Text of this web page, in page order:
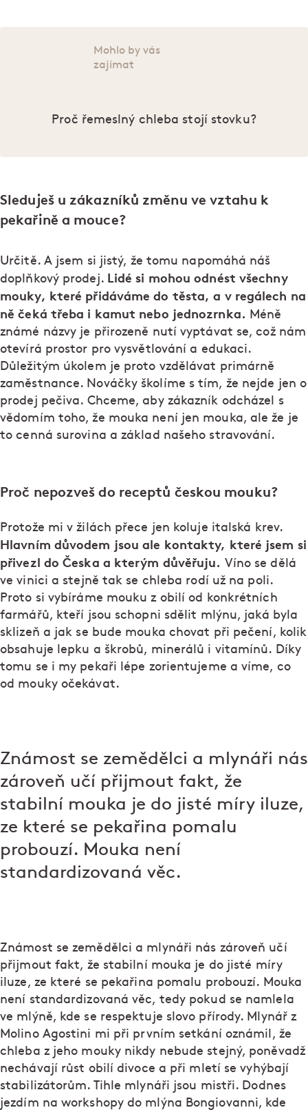
Mohlo by vás
zajímat
Proč řemeslný chleba stojí stovku?
Sleduješ u zákazníků změnu ve vztahu k
pekařině a mouce?
Určitě. A jsem si jistý, že tomu napomáhá náš
doplňkový prodej. Lidé si mohou odnést všechny
mouky, které přidáváme do těsta, a v regálech na
ně čeká třeba i kamut nebo jednozrnka. Méně
známé názvy je přirozeně nutí vyptávat se, což nám
otevírá prostor pro vysvětlování a edukaci.
Důležitým úkolem je proto vzdělávat primárně
zaměstnance. Nováčky školíme s tím, že nejde jen o
prodej pečiva. Chceme, aby zákazník odcházel s
vědomím toho, že mouka není jen mouka, ale že je
to cenná surovina a základ našeho stravování.
Proč nepozveš do receptů českou mouku?
Protože mi v žilách přece jen koluje italská krev.
Hlavním důvodem jsou ale kontakty, které jsem si
přivezl do Česka a kterým důvěřuju. Víno se dělá
ve vinici a stejně tak se chleba rodí už na poli.
Proto si vybíráme mouku z obilí od konkrétních
farmářů, kteří jsou schopni sdělit mlýnu, jaká byla
sklizeň a jak se bude mouka chovat při pečení, kolik
obsahuje lepku a škrobů, minerálů i vitamínů. Díky
tomu se i my pekaři lépe zorientujeme a víme, co
od mouky očekávat.
Známost se zemědělci a mlynáři nás
zároveň učí přijmout fakt, že
stabilní mouka je do jisté míry iluze,
ze které se pekařina pomalu
probouzí. Mouka není
standardizovaná věc.
Známost se zemědělci a mlynáři nás zároveň učí
přijmout fakt, že stabilní mouka je do jisté míry
iluze, ze které se pekařina pomalu probouzí. Mouka
není standardizovaná věc, tedy pokud se namlela
ve mlýně, kde se respektuje slovo přírody. Mlynář z
Molino Agostini mi při prvním setkání oznámil, že
chleba z jeho mouky nikdy nebude stejný, poněvadž
nechávají růst obilí divoce a při mletí se vyhýbají
stabilizátorům. Tihle mlynáři jsou mistři. Dodnes
jezdím na workshopy do mlýna Bongiovanni, kde